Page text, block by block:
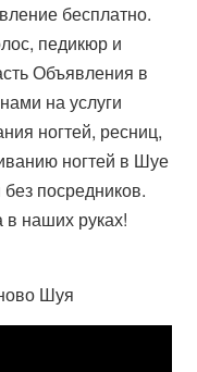
бесплатно.
педикюр и
Объявления в
на услуги
ногтей, ресниц,
ногтей в Шуе
посредников.
наших руках!
Шуя